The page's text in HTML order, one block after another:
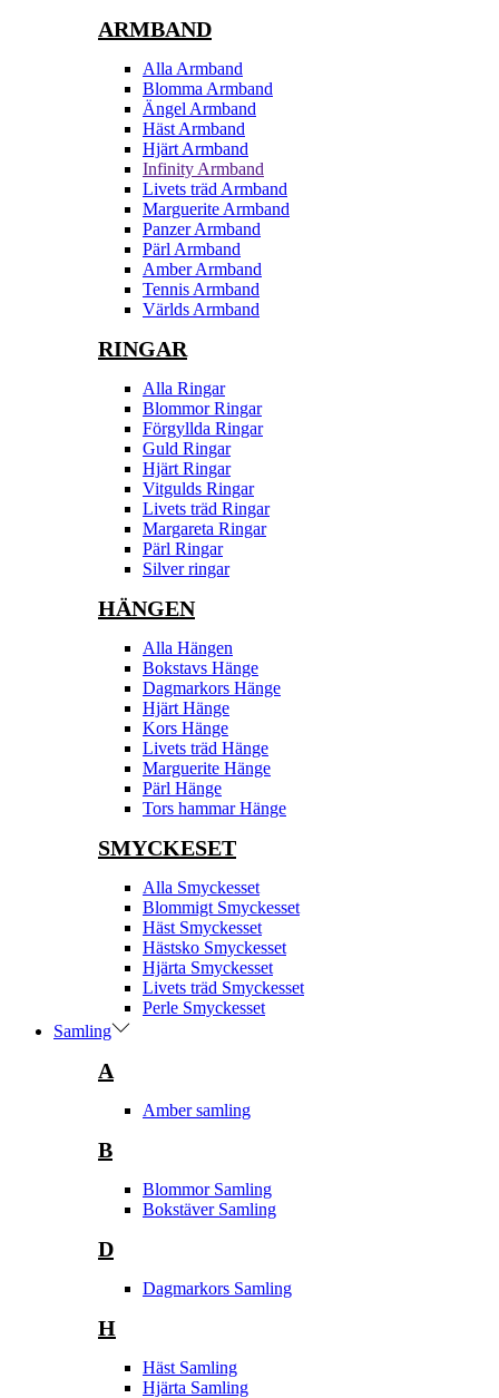
ARMBAND
Alla Armband
Blomma Armband
Ängel Armband
Häst Armband
Hjärt Armband
Infinity Armband
Livets träd Armband
Marguerite Armband
Panzer Armband
Pärl Armband
Amber Armband
Tennis Armband
Världs Armband
RINGAR
Alla Ringar
Blommor Ringar
Förgyllda Ringar
Guld Ringar
Hjärt Ringar
Vitgulds Ringar
Livets träd Ringar
Margareta Ringar
Pärl Ringar
Silver ringar
HÄNGEN
Alla Hängen
Bokstavs Hänge
Dagmarkors Hänge
Hjärt Hänge
Kors Hänge
Livets träd Hänge
Marguerite Hänge
Pärl Hänge
Tors hammar Hänge
SMYCKESET
Alla Smyckesset
Blommigt Smyckesset
Häst Smyckesset
Hästsko Smyckesset
Hjärta Smyckesset
Livets träd Smyckesset
Perle Smyckesset
Samling
A
Amber samling
B
Blommor Samling
Bokstäver Samling
D
Dagmarkors Samling
H
Häst Samling
Hjärta Samling